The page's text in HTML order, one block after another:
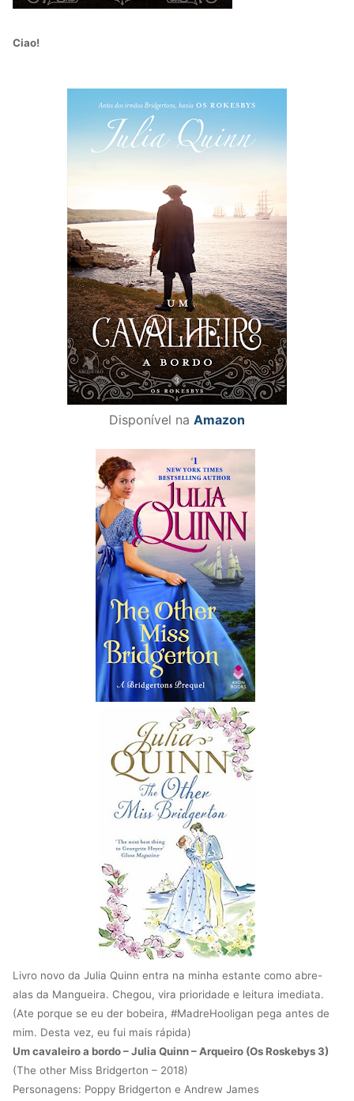
Ciao!
Disponível na Amazon
Livro novo da Julia Quinn entra na minha estante como abre-
alas da Mangueira. Chegou, vira prioridade e leitura imediata.
(Ate porque se eu der bobeira, #MadreHooligan pega antes de
mim. Desta vez, eu fui mais rápida)
Um cavaleiro a bordo – Julia Quinn – Arqueiro (Os Roskebys 3)
(The other Miss Bridgerton – 2018)
Personagens: Poppy Bridgerton e Andrew James